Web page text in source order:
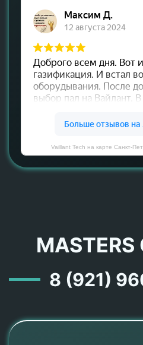
Vaillant Tech на карте
MASTERS
8 (921)